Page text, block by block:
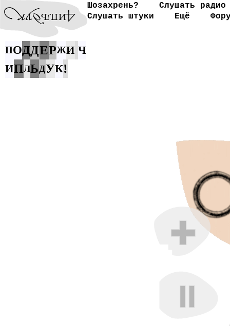
Шозахрень?
Слушать радио
Слушать штуки
Ещё
ПОДДЕРЖИ Ч
ИПЛЬДУК!